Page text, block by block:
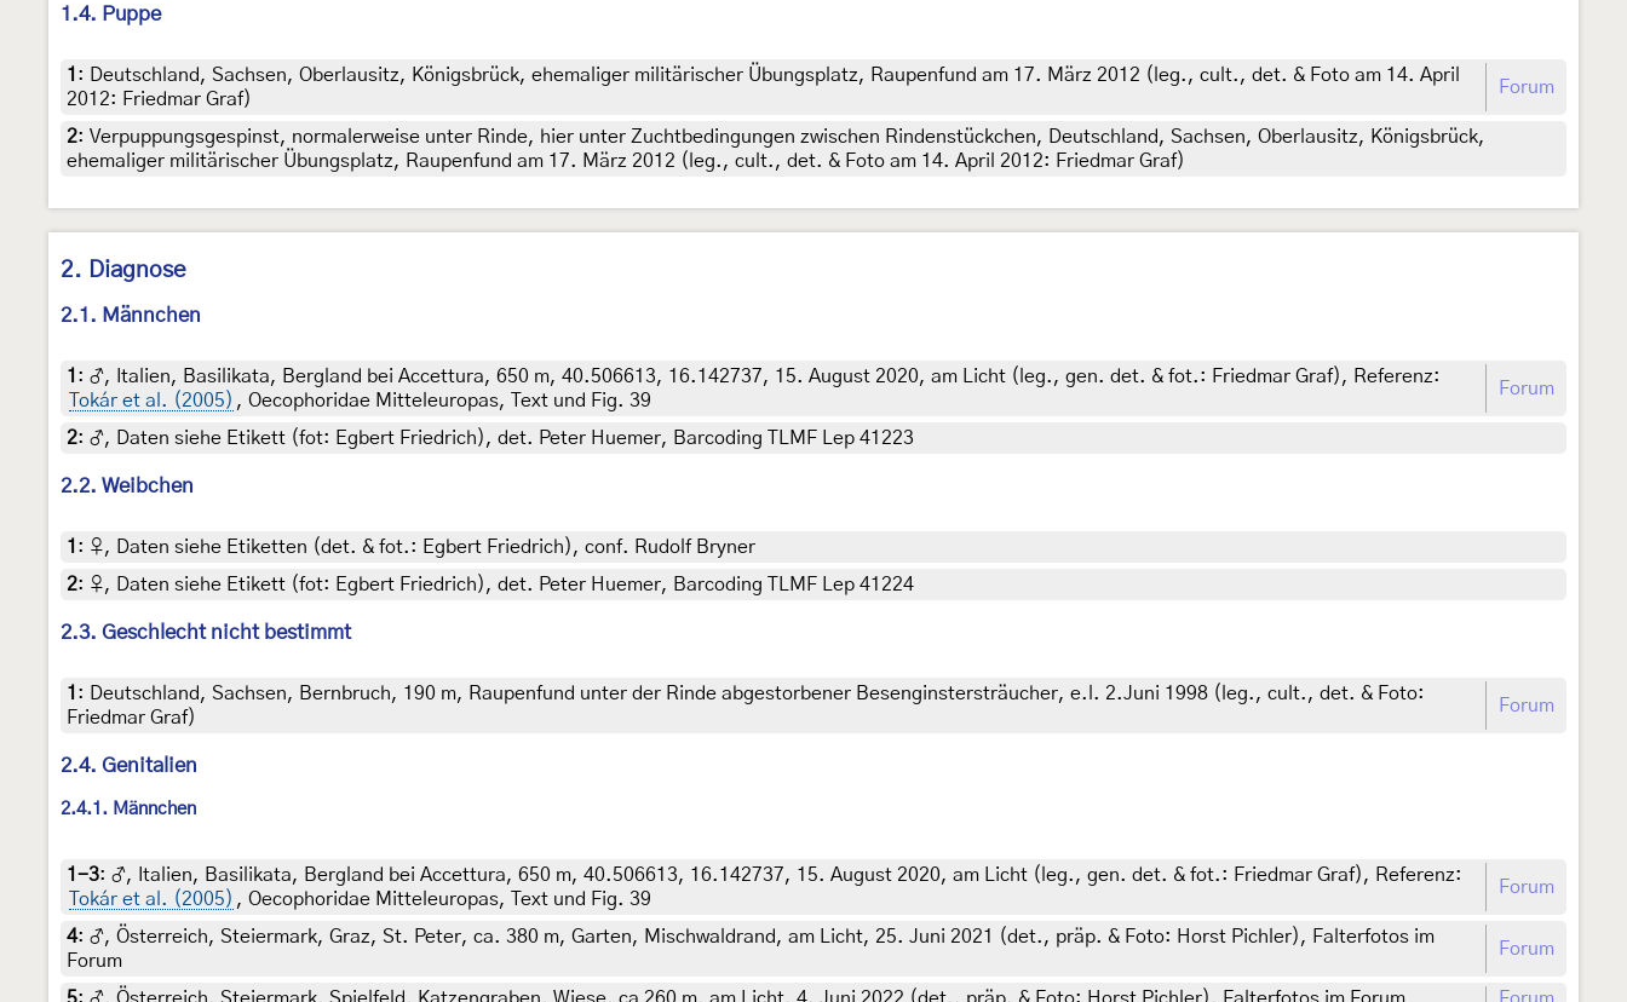
1.4. Puppe
1 : Deutschland, Sachsen, Oberlausitz, Königsbrück, ehemaliger militärischer Übungsplatz, Raupenfund am 17. März 2012 (leg., cult., det. & Foto am 14. April
2012: Friedmar Graf)
Forum
2: Verpuppungsgespinst, normalerweise unter Rinde, hier unter Zuchtbedingungen zwischen Rindenstückchen, Deutschland, Sachsen, Oberlausitz, Königsbrück,
ehemaliger militärischer Übungsplatz, Raupenfund am 17. März 2012 (leg., cult., det. & Foto am 14. April 2012: Friedmar Graf)
2. Diagnose
2.1. Männchen
1 : ♂, Italien, Basilikata, Bergland bei Accettura, 650 m, 40.506613, 16.142737, 15. August 2020, am Licht (leg., gen. det. & fot.: Friedmar Graf), Referenz:
Tokár et al. (2005) , Oecophoridae Mitteleuropas, Text und Fig. 39
Forum
2: ♂, Daten siehe Etikett (fot: Egbert Friedrich), det. Peter Huemer, Barcoding TLMF Lep 41223
2.2. Weibchen
1 : ♀, Daten siehe Etiketten (det. & fot.: Egbert Friedrich), conf. Rudolf Bryner
2: ♀, Daten siehe Etikett (fot: Egbert Friedrich), det. Peter Huemer, Barcoding TLMF Lep 41224
2.3. Geschlecht nicht bestimmt
1 : Deutschland, Sachsen, Bernbruch, 190 m, Raupenfund unter der Rinde abgestorbener Besenginstersträucher, e.l. 2.Juni 1998 (leg., cult., det. & Foto:
Friedmar Graf)
Forum
2.4. Genitalien
2.4.1. Männchen
1-3: ♂, Italien, Basilikata, Bergland bei Accettura, 650 m, 40.506613, 16.142737, 15. August 2020, am Licht (leg., gen. det. & fot.: Friedmar Graf), Referenz:
Tokár et al. (2005) , Oecophoridae Mitteleuropas, Text und Fig. 39
Forum
4: ♂, Österreich, Steiermark, Graz, St. Peter, ca. 380 m, Garten, Mischwaldrand, am Licht, 25. Juni 2021 (det., präp. & Foto: Horst Pichler), Falterfotos im
Forum
Forum